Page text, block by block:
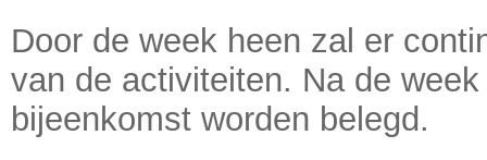
Door de week heen zal er
van de activiteiten. Na de
bijeenkomst worden belegd.